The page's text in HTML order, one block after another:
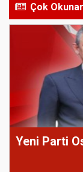
Çok
Yeni Parti